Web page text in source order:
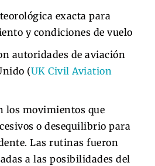
exacta para
y condiciones de vuelo
autoridades de aviación
(UK Civil Aviation
los movimientos que
o desequilibrio para
Las rutinas fueron
a las posibilidades del